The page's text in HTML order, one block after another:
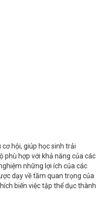
hội, giúp học sinh trải
phù hợp với khả năng của các
những lợi ích của các
dạy về tầm quan trọng của
biến việc tập thể dục thành